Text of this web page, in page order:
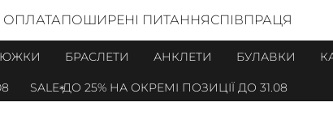
ОПЛАТАПОШИРЕНІ ПИТАННЯСПІВПРАЦЯ
БРАСЛЕТИ АНКЛЕТИ БУЛАВКИ
ДО 25% НА ОКРЕМІ ПОЗИЦІЇ ДО 31.08 SALE ДО 25%